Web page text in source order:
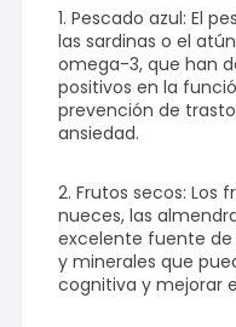
1. Pescado azul: El
las sardinas o el
omega-3, que han
positivos en la
prevención de
ansiedad.
2. Frutos secos: Los
nueces, las
excelente fuente de
y minerales que
cognitiva y mejorar